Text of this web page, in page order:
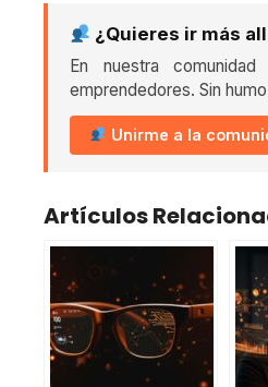
¿Quieres ir más
En nuestra
emprendedores. Sin
Unirme a la
Artículos